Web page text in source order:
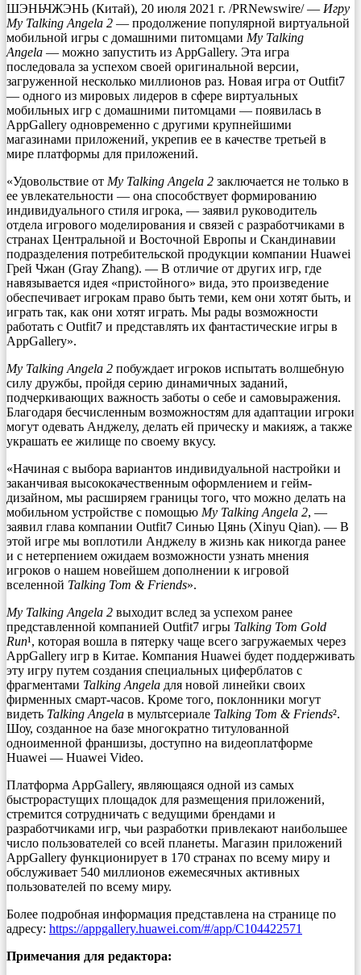
ШЭНЬЧЖЭНЬ (Китай), 20 июля 2021 г. /PRNewswire/ — Игру
My Talking Angela 2 — продолжение популярной виртуальной
мобильной игры с домашними питомцами My Talking
Angela — можно запустить из AppGallery. Эта игра
последовала за успехом своей оригинальной версии,
загруженной несколько миллионов раз. Новая игра от Outfit7
— одного из мировых лидеров в сфере виртуальных
мобильных игр с домашними питомцами — появилась в
AppGallery одновременно с другими крупнейшими
магазинами приложений, укрепив ее в качестве третьей в
мире платформы для приложений.
«Удовольствие от My Talking Angela 2 заключается не только в
ее увлекательности — она способствует формированию
индивидуального стиля игрока, — заявил руководитель
отдела игрового моделирования и связей с разработчиками в
странах Центральной и Восточной Европы и Скандинавии
подразделения потребительской продукции компании Huawei
Грей Чжан (Gray Zhang). — В отличие от других игр, где
навязывается идея «пристойного» вида, это произведение
обеспечивает игрокам право быть теми, кем они хотят быть, и
играть так, как они хотят играть. Мы рады возможности
работать с Outfit7 и представлять их фантастические игры в
AppGallery».
My Talking Angela 2 побуждает игроков испытать волшебную
силу дружбы, пройдя серию динамичных заданий,
подчеркивающих важность заботы о себе и самовыражения.
Благодаря бесчисленным возможностям для адаптации игроки
могут одевать Анджелу, делать ей прическу и макияж, а также
украшать ее жилище по своему вкусу.
«Начиная с выбора вариантов индивидуальной настройки и
заканчивая высококачественным оформлением и гейм-
дизайном, мы расширяем границы того, что можно делать на
мобильном устройстве с помощью My Talking Angela 2, —
заявил глава компании Outfit7 Синью Цянь (Xinyu Qian). — В
этой игре мы воплотили Анджелу в жизнь как никогда ранее
и с нетерпением ожидаем возможности узнать мнения
игроков о нашем новейшем дополнении к игровой
вселенной Talking Tom & Friends».
My Talking Angela 2 выходит вслед за успехом ранее
представленной компанией Outfit7 игры Talking Tom Gold
Run¹, которая вошла в пятерку чаще всего загружаемых через
AppGallery игр в Китае. Компания Huawei будет поддерживать
эту игру путем создания специальных циферблатов с
фрагментами Talking Angela для новой линейки своих
фирменных смарт-часов. Кроме того, поклонники могут
видеть Talking Angela в мультсериале Talking Tom & Friends².
Шоу, созданное на базе многократно титулованной
одноименной франшизы, доступно на видеоплатформе
Huawei — Huawei Video.
Платформа AppGallery, являющаяся одной из самых
быстрорастущих площадок для размещения приложений,
стремится сотрудничать с ведущими брендами и
разработчиками игр, чьи разработки привлекают наибольшее
число пользователей со всей планеты. Магазин приложений
AppGallery функционирует в 170 странах по всему миру и
обслуживает 540 миллионов ежемесячных активных
пользователей по всему миру.
Более подробная информация представлена на странице по
адресу: https://appgallery.huawei.com/#/app/C104422571
Примечания для редактора: